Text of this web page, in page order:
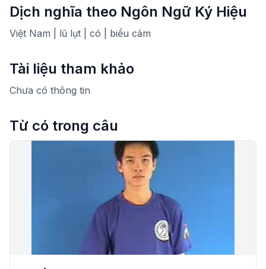
Dịch nghĩa theo Ngôn Ngữ Ký Hiệu
Việt Nam | lũ lụt | có | biểu cảm
Tài liệu tham khảo
Chưa có thông tin
Từ có trong câu